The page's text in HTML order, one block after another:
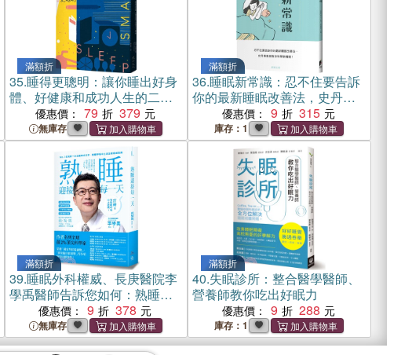
滿額折
35.睡得更聰明：讓你睡出好身
體、好健康和成功人生的二十
一個策略
優惠價： 79 379
無庫存
滿額折
36.睡眠新常識：忍不住要告訴
你的最新睡眠改善法，史丹佛
教授教你科學新機制！
優惠價： 9 315
庫存：1
滿額折
39.睡眠外科權威、長庚醫院李
學禹醫師告訴您如何：熟睡迎
接每一天！
優惠價： 9 378
無庫存
滿額折
40.失眠診所：整合醫學醫師、
營養師教你吃出好眠力
優惠價： 9 288
庫存：1